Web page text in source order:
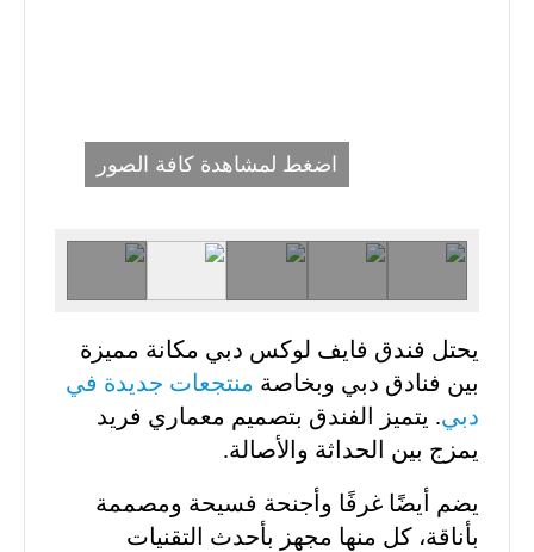
اضغط لمشاهدة كافة الصور
يحتل فندق فايف لوكس دبي مكانة مميزة
بين فنادق دبي وبخاصة منتجعات جديدة في
دبي. يتميز الفندق بتصميم معماري فريد
يمزج بين الحداثة والأصالة.
يضم أيضًا غرفًا وأجنحة فسيحة ومصممة
بأناقة، كل منها مجهز بأحدث التقنيات